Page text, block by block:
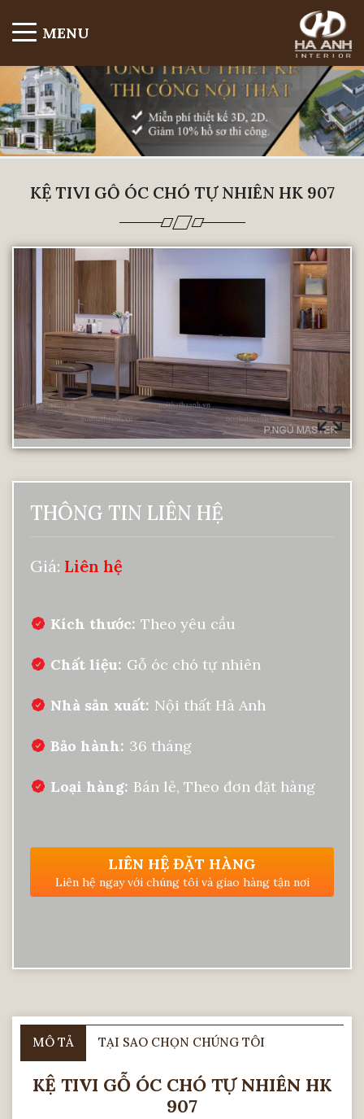
MENU
KỆ TIVI GỖ ÓC CHÓ TỰ NHIÊN HK 907
THÔNG TIN LIÊN HỆ
Giá: Liên hệ
Kích thước Theo yêu cầu
Chất liệu Gỗ óc chó tự nhiên
Nhà sản xuất Nội thất Hà Anh
Bảo hành 36 tháng
Loại hàng Bán lẻ, Theo đơn đặt hàng
LIÊN HỆ ĐẶT HÀNG
Liên hệ ngay với chúng tôi và giao hàng tận nơi
MÔ TẢ TẠI SAO CHỌN CHÚNG TÔI
KỆ TIVI GỖ ÓC CHÓ TỰ NHIÊN HK
907